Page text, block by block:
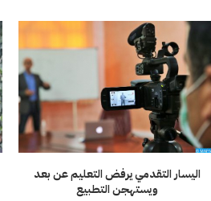
اليسار التقدمي يرفض التعليم عن بعد
ويستهجن التطبيع